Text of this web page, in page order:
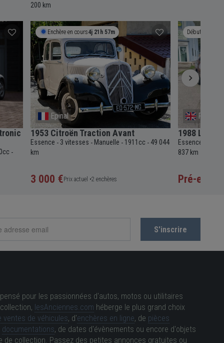
200 km
-
Enchère en cours4j 21h 57m
Epinal
1953 Citroën Traction Avant
Essence - 3 vitesses - Manuelle - 1911cc - 49 044
km
3 000 €Prix actuel •2 enchères
Débute le
1988
Essence
837 km
Pré-
pour les passionnées d'autos, motos ou utilitaires
lesAnciennes.com héberge le plus grand choix
ventes de véhicules, d'enchères en ligne, de pièces
documentations, de dates d'évènements ou encore d'objets
de collection. Passez des petites annonces gratuites ou